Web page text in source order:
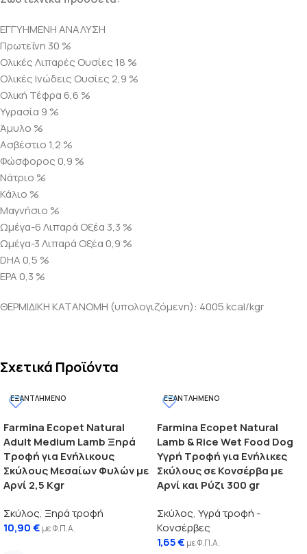
ΕΓΓΥΗΜΕΝΗ ΑΝΑΛΥΣΗ
Πρωτεΐνη 30 %
Ολικές Λιπαρές Ουσίες 18 %
Ολικές Ινώδεις Ουσίες 2,9 %
Ολική Τέφρα 6,6 %
Υγρασία 9 %
Άμυλο %
Ασβέστιο 1,2 %
Φώσφορος 0,9 %
Νάτριο %
Κάλιο %
Μαγνήσιο %
Ωμέγα-6 Λιπαρά Οξέα 3,3 %
Ωμέγα-3 Λιπαρά Οξέα 0,9 %
DHA 0,5 %
EPA 0,3 %
ΘΕΡΜΙΔΙΚΗ ΚΑΤΑΝΟΜΗ (υπολογιζόμενη): 4005 kcal/kgr
Σχετικά Προϊόντα
ΕΞΑΝΤΛΗΜΈΝΟ
Farmina Ecopet Natural
Adult Medium Lamb Ξηρά
Τροφή για Ενήλικους
Σκύλους Μεσαίων Φυλών με
Αρνί 2,5 Kgr
Σκύλος, Ξηρά τροφή
10,90€ με Φ.Π.Α.
ΕΞΑΝΤΛΗΜΈΝΟ
Farmina Ecopet Natural
Lamb & Rice Wet Food Dog
Υγρή Τροφή για Ενήλικες
Σκύλους σε Κονσέρβα με
Αρνί και Ρύζι 300 gr
Σκύλος, Υγρά τροφή -
Κονσέρβες
1,65€ με Φ.Π.Α.